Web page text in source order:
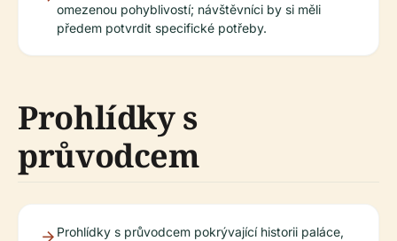
omezenou pohyblivostí; návštěvníci by si měli
předem potvrdit specifické potřeby.
Prohlídky s
průvodcem
Prohlídky s průvodcem pokrývající historii paláce,